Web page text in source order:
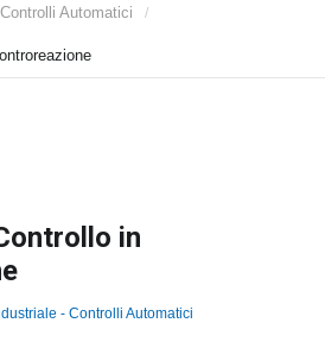
Controlli Automatici /
in
- Controlli Automatici